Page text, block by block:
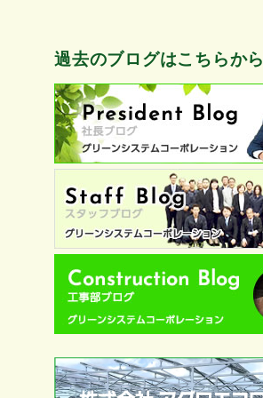
過去のブログはこちらから